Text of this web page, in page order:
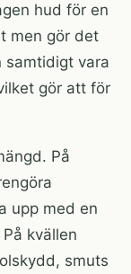
hud för en
men gör det
samtidigt vara
gör att för
På
upp med en
kvällen
smuts